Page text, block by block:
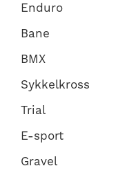
Enduro
Bane
BMX
Sykkelkross
Trial
E-sport
Gravel